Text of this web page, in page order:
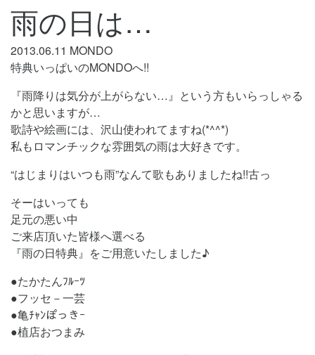
雨の日は…
2013.06.11 MONDO
特典いっぱいのMONDOへ!!
『雨降りは気分が上がらない…』という方もいらっしゃる
かと思いますが…
歌詩や絵画には、沢山使われてますね(*^^*)
私もロマンチックな雰囲気の雨は大好きです。
“はじまりはいつも雨”なんて歌もありましたね!!古っ
そーはいっても
足元の悪い中
ご来店頂いた皆様へ選べる
『雨の日特典』をご用意いたしました♪
●たかたんﾌﾙｰﾂ
●フッセ－一芸
●亀ﾁｬﾝぽっきｰ
●植店おつまみ